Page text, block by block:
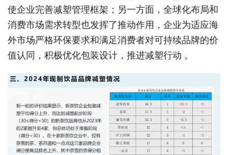
使企业完善减塑管理框架；另一方面，全球化布局和
消费市场需求转型也发挥了推动作用，企业为适应海
外市场严格环保要求和满足消费者对可持续品牌的价
值认同，积极优化包装设计，推进减塑行动 。